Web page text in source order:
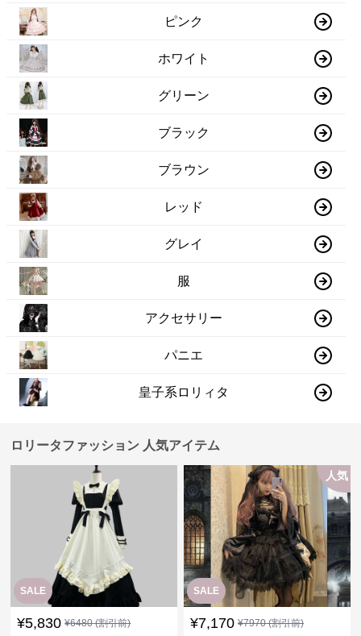
ピンク
ホワイト
グリーン
ブラック
ブラウン
レッド
グレイ
服
アクセサリー
パニエ
皇子系ロリィタ
ロリータファッション 人気アイテム
SALE
¥5,830 ¥6480(割引前)
SALE
人気
¥7,170 ¥7970(割引前)